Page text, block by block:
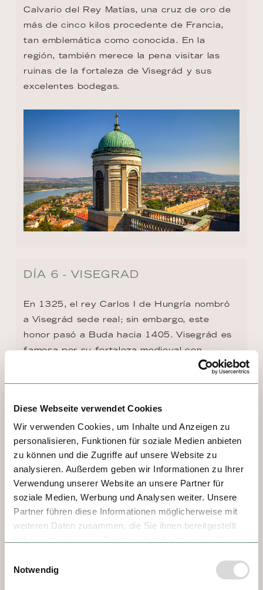
Diese Webseite verwendet Cookies
Wir verwenden Cookies, um Inhalte und Anzeigen zu
personalisieren, Funktionen für soziale Medien anbieten
zu können und die Zugriffe auf unsere Website zu
analysieren. Außerdem geben wir Informationen zu Ihrer
Verwendung unserer Website an unsere Partner für
soziale Medien, Werbung und Analysen weiter. Unsere
Partner führen diese Informationen möglicherweise mit
weiteren Daten zusammen, die Sie ihnen bereitgestellt
Notwendig
Calvario del Rey Matías, una cruz de oro de
más de cinco kilos procedente de Francia,
tan emblemática como conocida. En la
región, también merece la pena visitar las
ruinas de la fortaleza de Visegrád y sus
excelentes bodegas.
DÍA 6 - VISEGRAD
En 1325, el rey Carlos I de Hungría nombró
a Visegrád sede real; sin embargo, este
honor pasó a Buda hacia 1405. Visegrád es
famosa por su fortaleza medieval con
vistas expectaculares al recodo del Danubio,
característica torre hexagonal y un
majestuoso Palacio Real del siglo XIV con
claustro gótico. Hoy atrae por sus baños
termales y su exquisita gastronomía húngara.